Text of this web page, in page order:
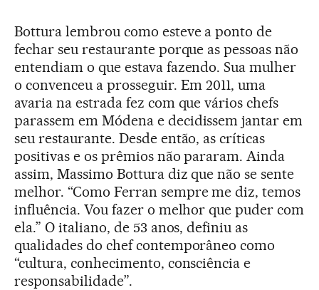
Bottura lembrou como esteve a ponto de
fechar seu restaurante porque as pessoas não
entendiam o que estava fazendo. Sua mulher
o convenceu a prosseguir. Em 2011, uma
avaria na estrada fez com que vários chefs
parassem em Módena e decidissem jantar em
seu restaurante. Desde então, as críticas
positivas e os prêmios não pararam. Ainda
assim, Massimo Bottura diz que não se sente
melhor. “Como Ferran sempre me diz, temos
influência. Vou fazer o melhor que puder com
ela.” O italiano, de 53 anos, definiu as
qualidades do chef contemporâneo como
“cultura, conhecimento, consciência e
responsabilidade”.